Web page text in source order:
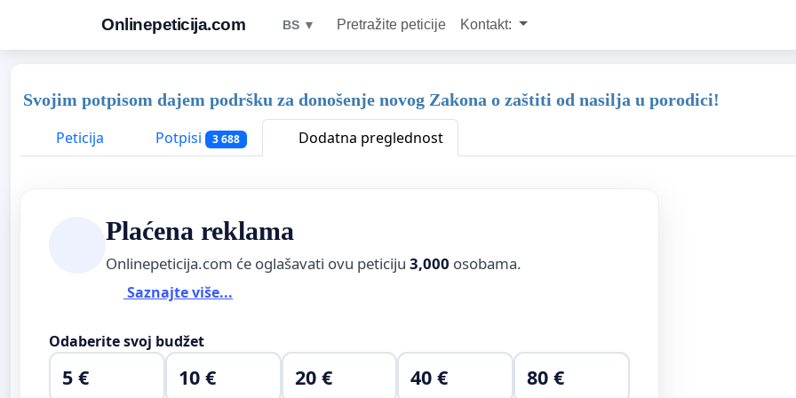
Onlinepeticija.com BS ▼ Pretražite peticije Kontakt:
Svojim potpisom dajem podršku za donošenje novog Zakona o zaštiti od nasilja u porodici!
Peticija
Potpisi 3 688 Dodatna preglednost
Plaćena reklama
Onlinepeticija.com će oglašavati ovu peticiju 3,000 osobama.
Saznajte više...
Odaberite svoj budžet
5 € 10 € 20 € 40 € 80 €